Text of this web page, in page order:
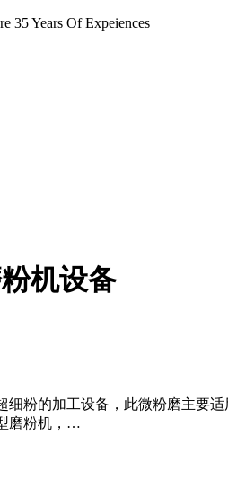
35 Years Of Expeiences
机设备
细粉的加工设备，此微粉磨主要
磨粉机，…